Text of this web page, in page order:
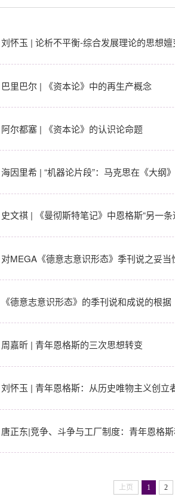
刘怀玉 | 论析不平衡-综合发展理论的思想
巴里巴尔 | 《资本论》中的再生产概念
阿尔都塞 | 《资本论》的认识论命题
海因里希 | “机器论片段”：马克思在《大纲
史文祺 | 《曼彻斯特笔记》中恩格斯“另一
对MEGA《德意志意识形态》季刊说之妥当
《德意志意识形态》的季刊说和成说的根据
周嘉昕 | 青年恩格斯的三次思想转变
刘怀玉 | 青年恩格斯：从历史唯物主义创
唐正东|竞争、斗争与工厂制度：青年恩格
上页 1 2